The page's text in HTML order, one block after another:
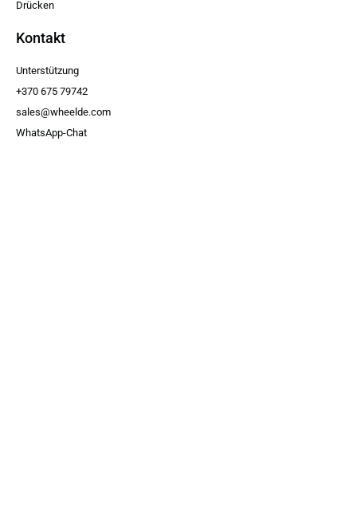
Drücken
Kontakt
Unterstützung
+370 675 79742
sales@wheelde.com
WhatsApp-Chat